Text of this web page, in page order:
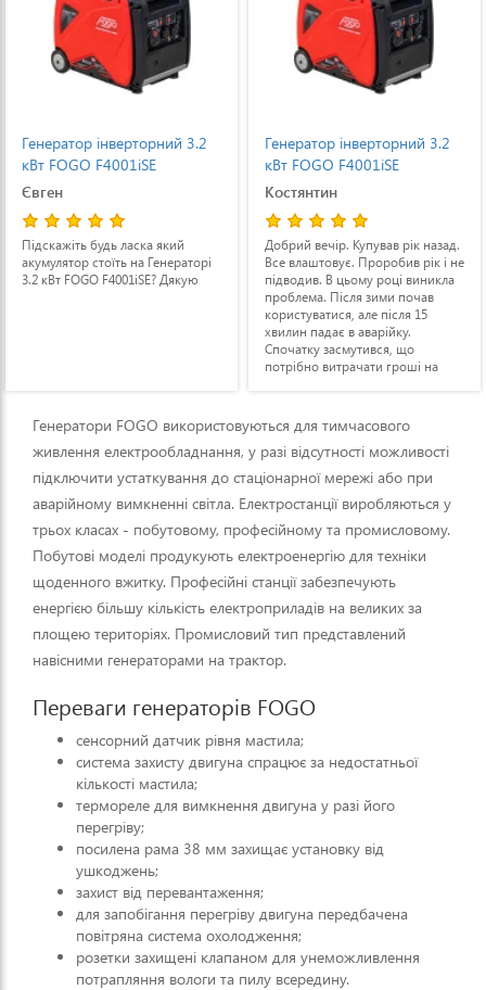
Генератор інверторний 3.2
кВт FOGO F4001iSE
Євген
Підскажіть будь ласка який
акумулятор стоїть на Генераторі
3.2 кВт FOGO F4001iSE? Дякую
Генератор інверторний 3.2
кВт FOGO F4001iSE
Костянтин
Добрий вечір. Купував рік назад.
Все влаштовує. Проробив рік і не
підводив. В цьому році виникла
проблема. Після зими почав
користуватися, але після 15
хвилин падає в аварійку.
Спочатку засмутився, що
потрібно витрачати гроші на
Замінив масло і знову завів.
Перший день проробив без
нарікань 2-3 години, а ось на
другий день знову через 40
хвилин загорілась червона лампа
перевантаження. Гадаю, що
робити далі. Підскажіть будь
ласка в чому може бути
проблема.
Генератори FOGO використовуються для тимчасового
живлення електрообладнання, у разі відсутності можливості
підключити устаткування до стаціонарної мережі або при
аварійному вимкненні світла. Електростанції виробляються у
трьох класах - побутовому, професійному та промисловому.
Побутові моделі продукують електроенергію для техніки
щоденного вжитку. Професійні станції забезпечують
енергією більшу кількість електроприладів на великих за
площею територіях. Промисловий тип представлений
навісними генераторами на трактор.
Переваги генераторів FOGO
сенсорний датчик рівня мастила;
система захисту двигуна спрацює за недостатньої
кількості мастила;
термореле для вимкнення двигуна у разі його
перегріву;
посилена рама 38 мм захищає установку від
ушкоджень;
захист від перевантаження;
для запобігання перегріву двигуна передбачена
повітряна система охолодження;
розетки захищені клапаном для унеможливлення
потрапляння вологи та пилу всередину.